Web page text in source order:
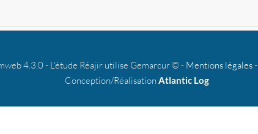
4.3.0 - L'étude Réajir utilise Gemarcur © - Mentions légales-
Conception/Réalisation Atlantic Log